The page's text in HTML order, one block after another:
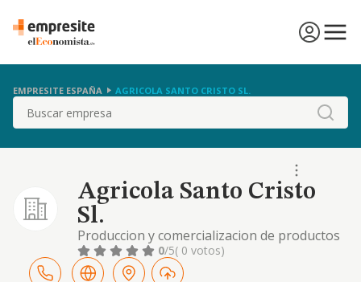
EMPRESITE ESPAÑA AGRICOLA SANTO CRISTO SL.
Buscar
Agricola Santo Cristo
Sl.
Produccion y comercializacion de productos
hortofruticolas; compraventa y distribucion
de todo tipo de productos hortofruticolas
0/5( 0 votos)